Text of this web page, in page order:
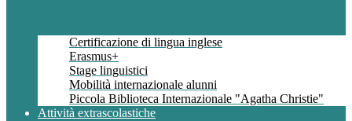
Certificazione di lingua inglese
Erasmus+
Stage linguistici
Mobilità internazionale alunni
Piccola Biblioteca Internazionale "Agatha Christie"
Attività extrascolastiche